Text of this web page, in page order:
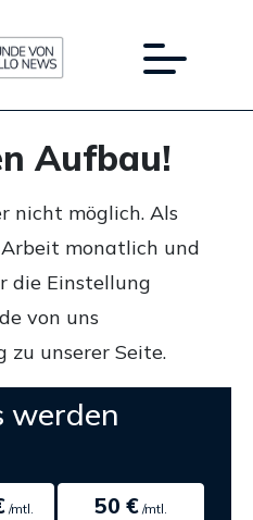
Aufbau!
nicht möglich. Als
monatlich und
die Einstellung
von uns
zu unserer Seite.
werden
/mtl. 50 € /mtl.